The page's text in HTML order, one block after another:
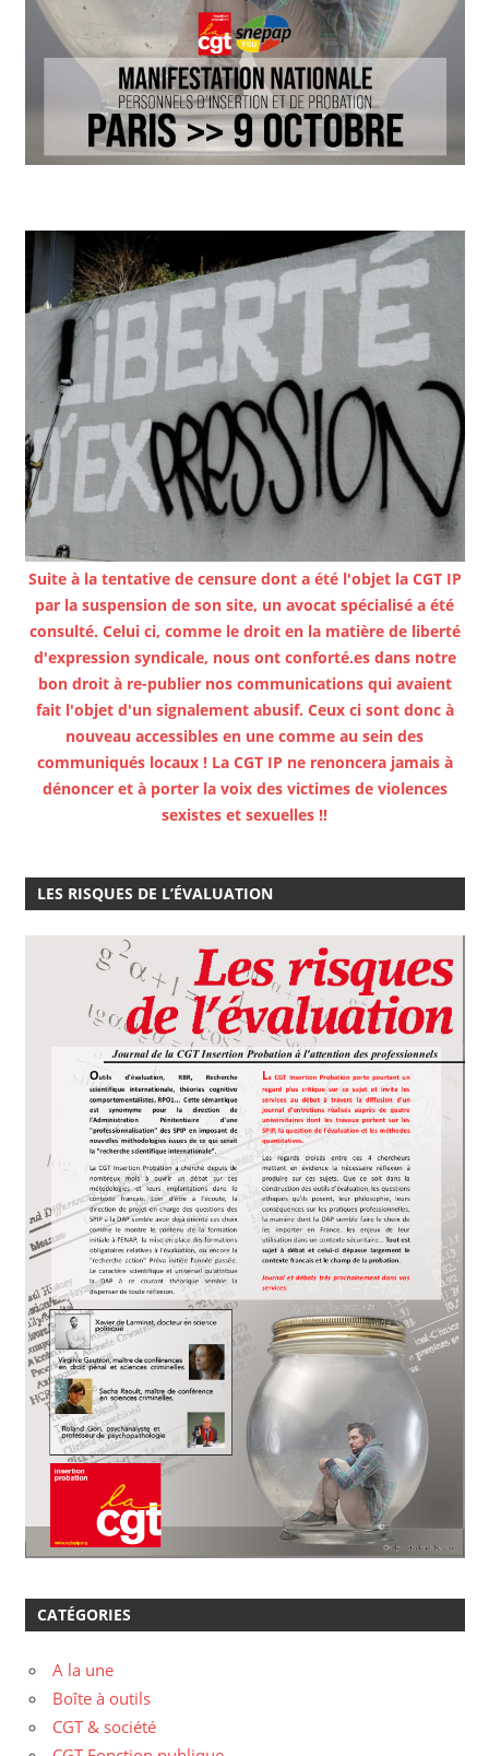
Suite à la tentative de censure dont a été l'objet la CGT IP
par la suspension de son site, un avocat spécialisé a été
consulté. Celui ci, comme le droit en la matière de liberté
d'expression syndicale, nous ont conforté.es dans notre
bon droit à re-publier nos communications qui avaient
fait l'objet d'un signalement abusif. Ceux ci sont donc à
nouveau accessibles en une comme au sein des
communiqués locaux ! La CGT IP ne renoncera jamais à
dénoncer et à porter la voix des victimes de violences
sexistes et sexuelles !!
LES RISQUES DE L’ÉVALUATION
CATÉGORIES
A la une
Boîte à outils
CGT & société